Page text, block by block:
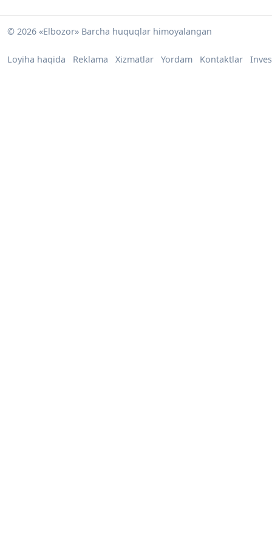
© 2026 «Elbozor» Barcha huquqlar himoyalangan
Loyiha haqida Reklama Xizmatlar Yordam Kontaktlar